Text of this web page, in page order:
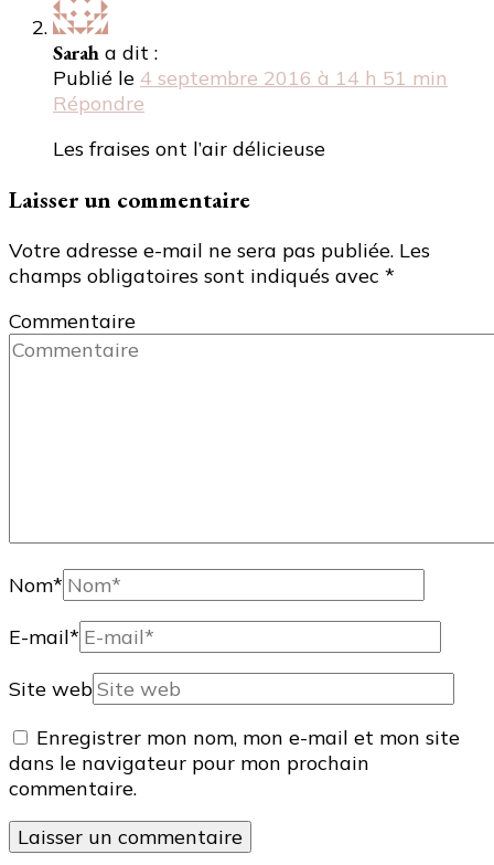
Sarah a dit :
Publié le 4 septembre 2016 à 14 h 51 min
Répondre
Les fraises ont l’air délicieuse
Laisser un commentaire
Votre adresse e-mail ne sera pas publiée. Les
champs obligatoires sont indiqués avec *
Commentaire
Nom*
E-mail*
Site web
Enregistrer mon nom, mon e-mail et mon site
dans le navigateur pour mon prochain
commentaire.